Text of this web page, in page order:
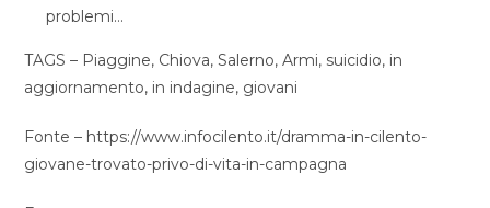
problemi…
TAGS – Piaggine, Chiova, Salerno, Armi, suicidio, in
aggiornamento, in indagine, giovani
Fonte – https://www.infocilento.it/dramma-in-cilento-
giovane-trovato-privo-di-vita-in-campagna